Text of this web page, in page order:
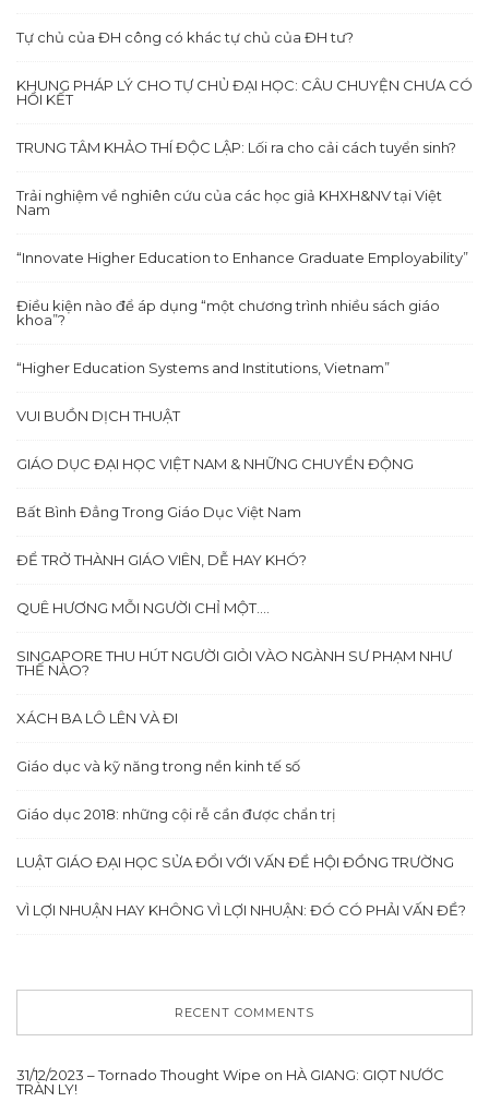
Tự chủ của ĐH công có khác tự chủ của ĐH tư?
KHUNG PHÁP LÝ CHO TỰ CHỦ ĐẠI HỌC: CÂU CHUYỆN CHƯA CÓ
HỒI KẾT
TRUNG TÂM KHẢO THÍ ĐỘC LẬP: Lối ra cho cải cách tuyển sinh?
Trải nghiệm về nghiên cứu của các học giả KHXH&NV tại Việt
Nam
“Innovate Higher Education to Enhance Graduate Employability”
Điều kiện nào để áp dụng “một chương trình nhiều sách giáo
khoa”?
“Higher Education Systems and Institutions, Vietnam”
VUI BUỒN DỊCH THUẬT
GIÁO DỤC ĐẠI HỌC VIỆT NAM & NHỮNG CHUYỂN ĐỘNG
Bất Bình Đẳng Trong Giáo Dục Việt Nam
ĐỂ TRỞ THÀNH GIÁO VIÊN, DỄ HAY KHÓ?
QUÊ HƯƠNG MỖI NGƯỜI CHỈ MỘT….
SINGAPORE THU HÚT NGƯỜI GIỎI VÀO NGÀNH SƯ PHẠM NHƯ
THẾ NÀO?
XÁCH BA LÔ LÊN VÀ ĐI
Giáo dục và kỹ năng trong nền kinh tế số
Giáo dục 2018: những cội rễ cần được chẩn trị
LUẬT GIÁO ĐẠI HỌC SỬA ĐỔI VỚI VẤN ĐỀ HỘI ĐỒNG TRƯỜNG
VÌ LỢI NHUẬN HAY KHÔNG VÌ LỢI NHUẬN: ĐÓ CÓ PHẢI VẤN ĐỀ?
RECENT COMMENTS
31/12/2023 – Tornado Thought Wipe on HÀ GIANG: GIỌT NƯỚC
TRÀN LY!